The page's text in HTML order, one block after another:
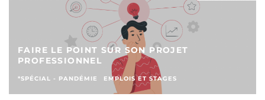
FAIRE LE POINT SUR SON PROJET
PROFESSIONNEL
*SPÉCIAL - PANDÉMIE EMPLOIS ET STAGES